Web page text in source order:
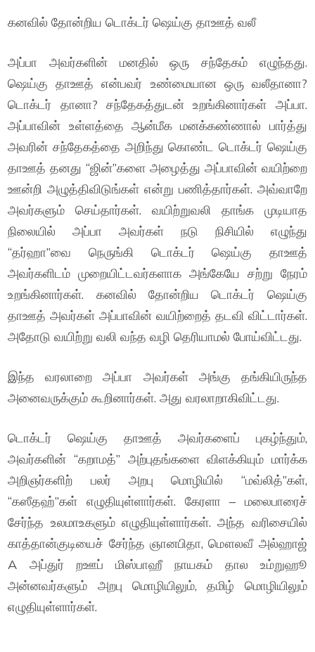
கனவில் தோன்றிய டொக்டர் ஷெய்கு தாஊத் வலீ
அப்பா அவர்களின் மனதில் ஒரு சந்தேகம் எழுந்தது.
ஷெய்கு தாஊத் என்பவர் உண்மையான ஒரு வலீதானா?
டொக்டர் தானா? சந்தேகத்துடன் உறங்கினார்கள் அப்பா.
அப்பாவின் உள்ளத்தை ஆன்மீக மனக்கண்ணால் பார்த்து
அவரின் சந்தேகத்தை அறிந்து கொண்ட டொக்டர் ஷெய்கு
தாஊத் தனது “ஜின்”களை அழைத்து அப்பாவின் வயிற்றை
ஊன்றி அழுத்திவிடுங்கள் என்று பணித்தார்கள். அவ்வாறே
அவர்களும் செய்தார்கள். வயிற்றுவலி தாங்க முடியாத
நிலையில் அப்பா அவர்கள் நடு நிசியில் எழுந்து
“தர்ஹா”வை நெருங்கி டொக்டர் ஷெய்கு தாஊத்
அவர்களிடம் முறையிட்டவர்களாக அங்கேயே சற்று நேரம்
உறங்கினார்கள். கனவில் தோன்றிய டொக்டர் ஷெய்கு
தாஊத் அவர்கள் அப்பாவின் வயிற்றைத் தடவி விட்டார்கள்.
அதோடு வயிற்று வலி வந்த வழி தெரியாமல் போய்விட்டது.
இந்த வரலாறை அப்பா அவர்கள் அங்கு தங்கியிருந்த
அனைவருக்கும் கூறினார்கள். அது வரலாறாகிவிட்டது.
டொக்டர் ஷெய்கு தாஊத் அவர்களைப் புகழ்ந்தும்,
அவர்களின் “கறாமத்” அற்புதங்களை விளக்கியும் மார்க்க
அறிஞர்களிற் பலர் அறபு மொழியில் “மவ்லித்”கள்,
“கஸீதஹ்”கள் எழுதியுள்ளார்கள். கேரளா – மலைபாரைச்
சேர்ந்த உலமாஉகளும் எழுதியுள்ளார்கள். அந்த வரிசையில்
காத்தான்குடியைச் சேர்ந்த ஞானபிதா, மௌலவீ அல்ஹாஜ்
A அப்துர் றஊப் மிஸ்பாஹீ நாயகம் தால உம்றுஹூ
அன்னவர்களும் அறபு மொழியிலும், தமிழ் மொழியிலும்
எழுதியுள்ளார்கள்.